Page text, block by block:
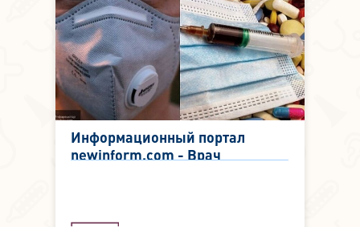
Информационный портал
newinform.com - Врач